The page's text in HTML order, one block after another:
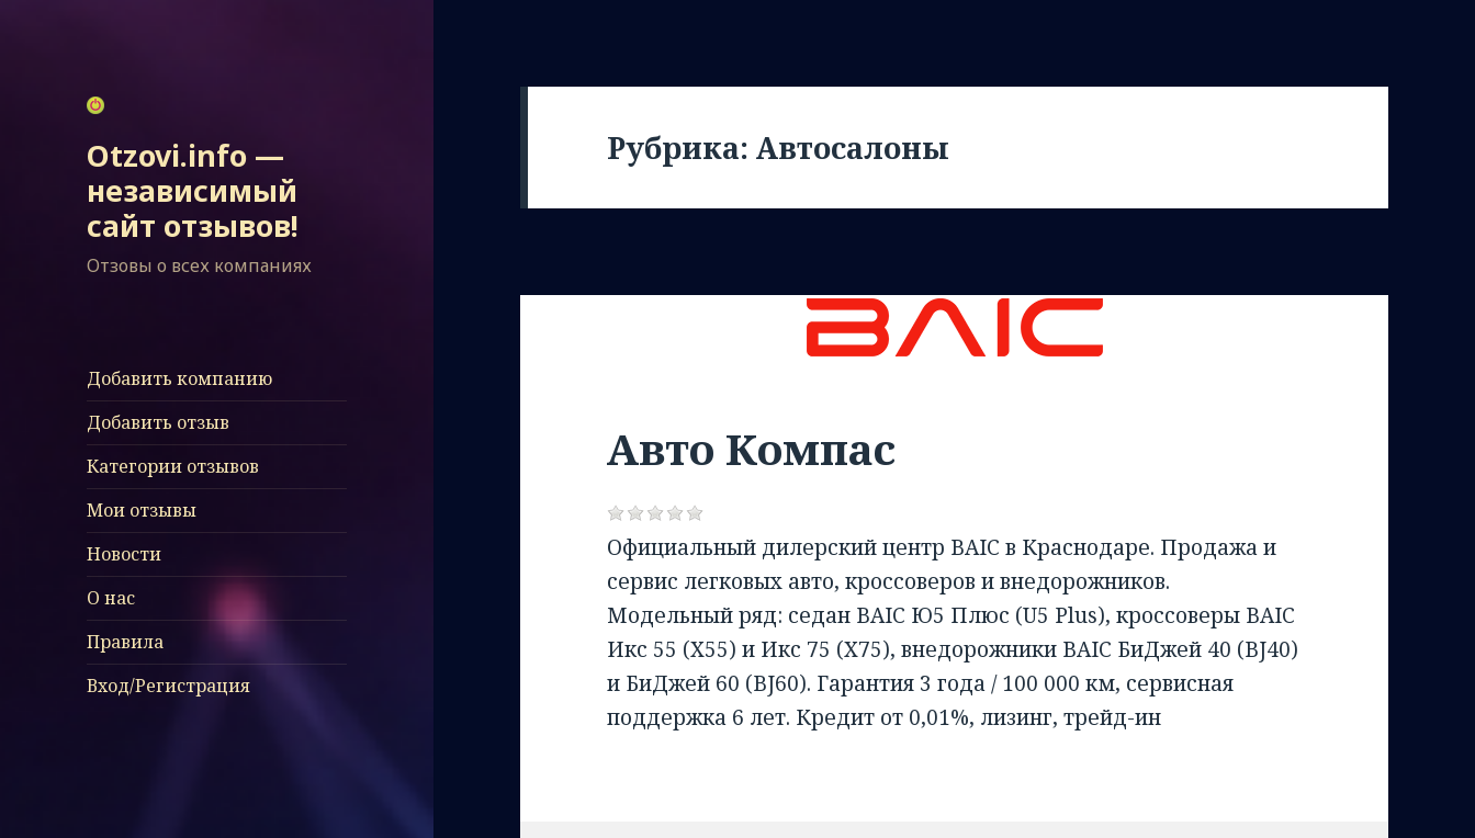
Otzovi.info —
независимый
сайт отзывов!
Отзовы о всех компаниях
Добавить компанию
Добавить отзыв
Категории отзывов
Мои отзывы
Новости
О нас
Правила
Вход/Регистрация
Рубрика:Автосалоны
Авто Компас
Официальный дилерский центр BAIC в Краснодаре. Продажа и
сервис легковых авто, кроссоверов и внедорожников.
Модельный ряд: седан BAIC Ю5 Плюс (U5 Plus), кроссоверы BAIC
Икс 55 (X55) и Икс 75 (X75), внедорожники BAIC БиДжей 40 (BJ40)
и БиДжей 60 (BJ60). Гарантия 3 года / 100 000 км, сервисная
поддержка 6 лет. Кредит от 0,01%, лизинг, трейд-ин